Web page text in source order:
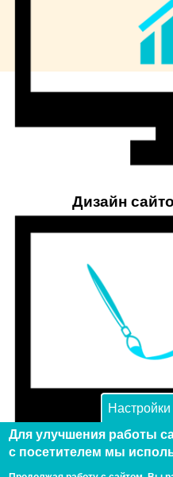
Дизайн
Для улучшения работы
с посетителем мы